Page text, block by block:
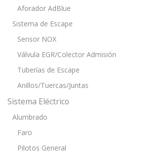
Aforador AdBlue
Sistema de Escape
Sensor NOX
Válvula EGR/Colector Admisión
Tuberías de Escape
Anillos/Tuercas/Juntas
Sistema Eléctrico
Alumbrado
Faro
Pilotos General